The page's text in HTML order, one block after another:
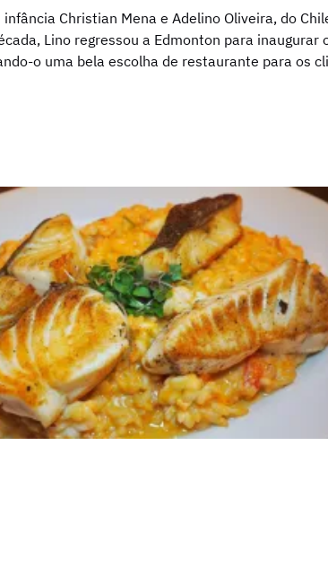
Christian Mena e Adelino Oliveira, do
Lino regressou a Edmonton para inaugurar
o uma bela escolha de restaurante para os